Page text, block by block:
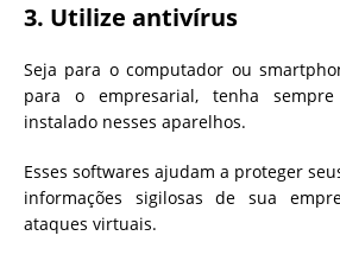
3. Utilize antivírus
Seja para o computador ou
para o empresarial, tenha
instalado nesses aparelhos.
Esses softwares ajudam a proteger
informações sigilosas de sua
ataques virtuais.